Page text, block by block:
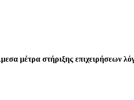
μέτρα στήριξης